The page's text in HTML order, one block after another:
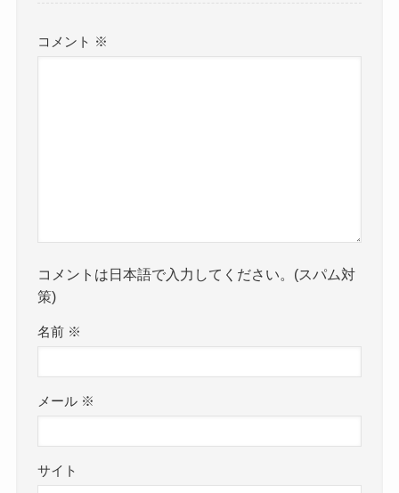
コメント ※
コメントは日本語で入力してください。(スパム対
策)
名前 ※
メール ※
サイト